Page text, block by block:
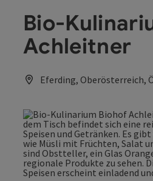
Bio-
Achleitner
Eferding, Oberösterreich,